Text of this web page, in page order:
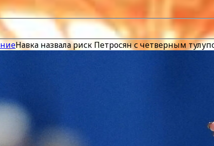
Навка назвала риск Петросян с четверным